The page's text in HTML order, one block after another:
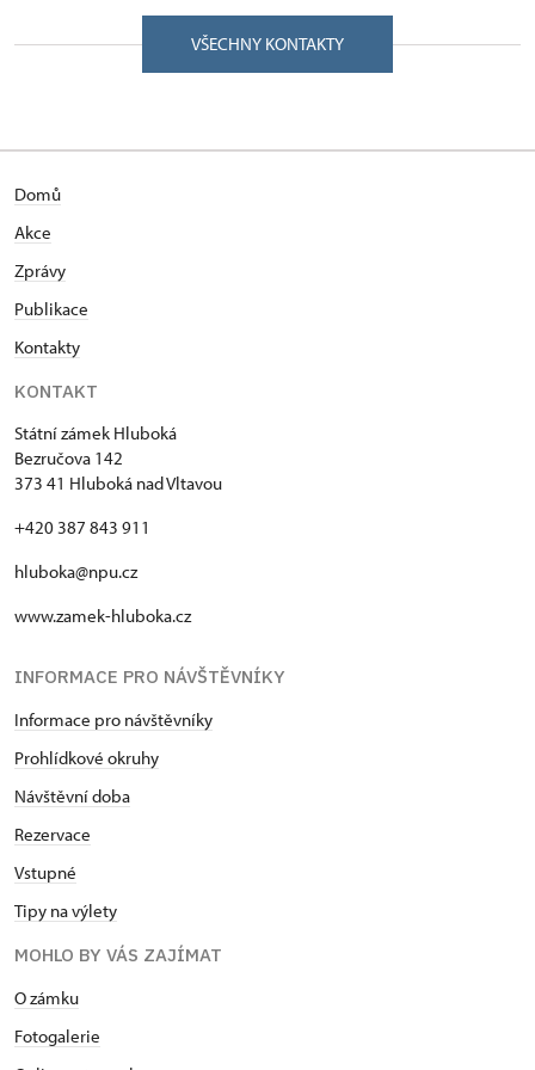
VŠECHNY KONTAKTY
Domů
Akce
Zprávy
Publikace
Kontakty
KONTAKT
Státní zámek Hluboká
Bezručova 142
373 41 Hluboká nad Vltavou
+420 387 843 911
hluboka@npu.cz
www.zamek-hluboka.cz
INFORMACE PRO NÁVŠTĚVNÍKY
Informace pro návštěvníky
Prohlídkové okruhy
Návštěvní doba
Rezervace
Vstupné
Tipy na výlety
MOHLO BY VÁS ZAJÍMAT
O zámku
Fotogalerie